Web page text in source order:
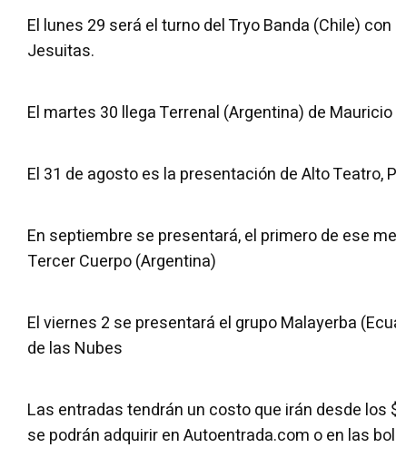
El lunes 29 será el turno del Tryo Banda (Chile)
Jesuitas.
El martes 30 llega Terrenal (Argentina) de
El 31 de agosto es la presentación de Alto Teatro,
En septiembre se presentará, el primero de ese
Tercer Cuerpo (Argentina)
El viernes 2 se presentará el grupo Malayerba
de las Nubes
Las entradas tendrán un costo que irán desde los
se podrán adquirir en Autoentrada.com o en las